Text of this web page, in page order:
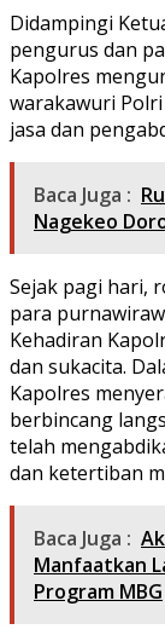
Didampingi
pengurus dan
Kapolres
warakawuri
jasa dan
Baca Juga :
Nagekeo
Sejak pagi hari,
para
Kehadiran
dan sukacita.
Kapolres
berbincang
telah
dan ketertiban
Baca Juga :
Manfaatkan
Program MBG